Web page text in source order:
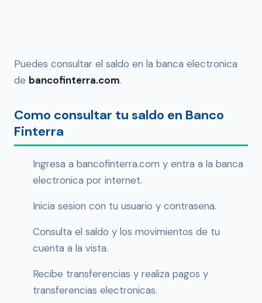
Puedes consultar el saldo en la banca electronica
de bancofinterra.com.
Como consultar tu saldo en Banco
Finterra
Ingresa a bancofinterra.com y entra a la banca
electronica por internet.
Inicia sesion con tu usuario y contrasena.
Consulta el saldo y los movimientos de tu
cuenta a la vista.
Recibe transferencias y realiza pagos y
transferencias electronicas.